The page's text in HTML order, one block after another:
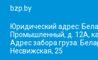
bzp.by
Юридический адрес:
Промышленный, д. 12А,
Адрес забора груза:
Несвижская, 25